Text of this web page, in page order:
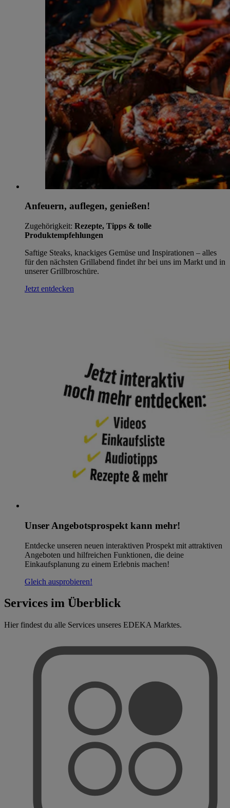
Anfeuern, auflegen, genießen!
Zugehörigkeit: Rezepte, Tipps & tolle
Produktempfehlungen
Saftige Steaks, knackiges Gemüse und Inspirationen – alles
für den nächsten Grillabend findet ihr bei uns im Markt und in
unserer Grillbroschüre.
Jetzt entdecken
Unser Angebotsprospekt kann mehr!
Entdecke unseren neuen interaktiven Prospekt mit attraktiven
Angeboten und hilfreichen Funktionen, die deine
Einkaufsplanung zu einem Erlebnis machen!
Gleich ausprobieren!
Services im Überblick
Hier findest du alle Services unseres EDEKA Marktes.